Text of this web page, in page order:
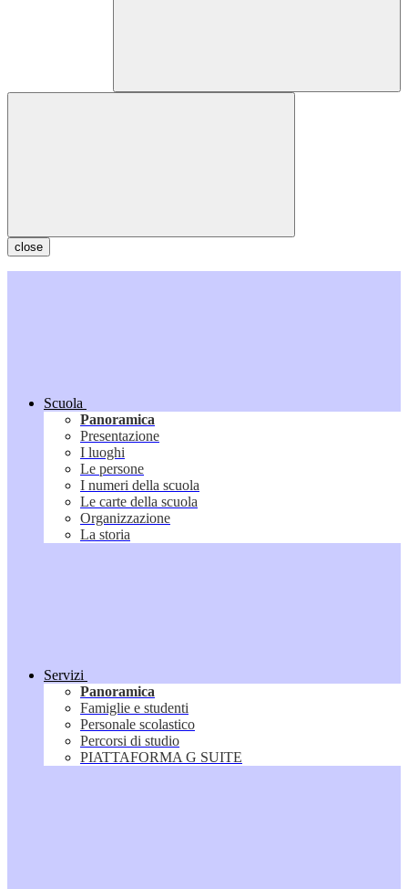
close
Scuola
Panoramica
Presentazione
I luoghi
Le persone
I numeri della scuola
Le carte della scuola
Organizzazione
La storia
Servizi
Panoramica
Famiglie e studenti
Personale scolastico
Percorsi di studio
PIATTAFORMA G SUITE